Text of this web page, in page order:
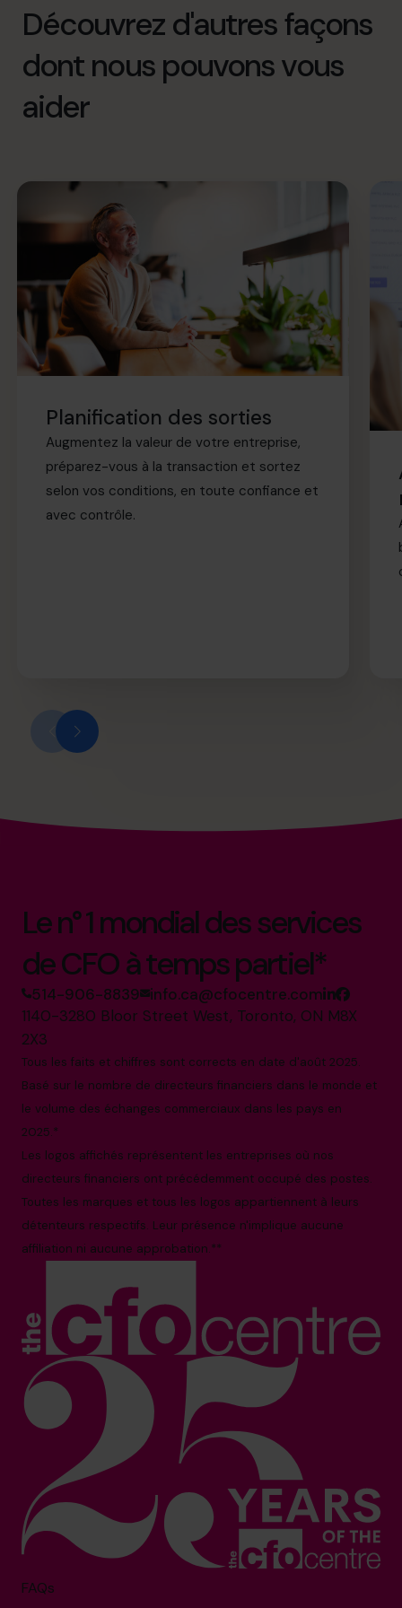
Découvrez d'autres façons
dont nous pouvons vous
aider
Planification des sorties
Augmentez la valeur de votre entreprise,
préparez-vous à la transaction et sortez
selon vos conditions, en toute confiance et
avec contrôle.
Le n° 1 mondial des services
de CFO à temps partiel*
514-906-8839 info.ca@cfocentre.com
1140-3280 Bloor Street West, Toronto, ON M8X
2X3
Tous les faits et chiffres sont corrects en date d'août 2025.
Basé sur le nombre de directeurs financiers dans le monde et
le volume des échanges commerciaux dans les pays en
2025.*
Les logos affichés représentent les entreprises où nos
directeurs financiers ont précédemment occupé des postes.
Toutes les marques et tous les logos appartiennent à leurs
détenteurs respectifs. Leur présence n'implique aucune
affiliation ni aucune approbation.**
FAQs